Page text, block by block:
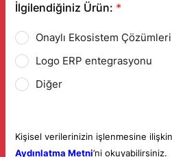
İlgilendiğiniz Ürün: *
Onaylı Ekosistem Çözümleri
Logo ERP entegrasyonu
Diğer
Kişisel verilerinizin işlenmesine ilişkin
Aydınlatma Metni’ni okuyabilirsiniz.